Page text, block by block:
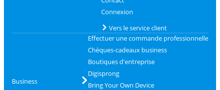
Connexion
Vers le service client
Business
Effectuer une commande professionnelle
Chèques-cadeaux business
Boutiques d'entreprise
Digisprong
Bring Your Own Device